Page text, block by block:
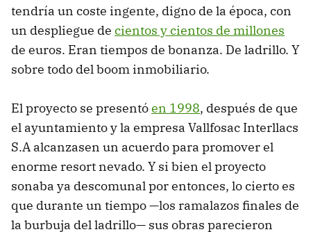
tendría un coste ingente, digno de la época, con
un despliegue de cientos y cientos de millones
de euros. Eran tiempos de bonanza. De ladrillo. Y
sobre todo del boom inmobiliario.
El proyecto se presentóen 1998, después de que
el ayuntamiento y la empresa Vallfosac Interllacs
S.A alcanzasen un acuerdo para promover el
enorme resort nevado. Y si bien el proyecto
sonaba ya descomunal por entonces, lo cierto es
que durante un tiempo —los ramalazos finales de
la burbuja del ladrillo— sus obras parecieron